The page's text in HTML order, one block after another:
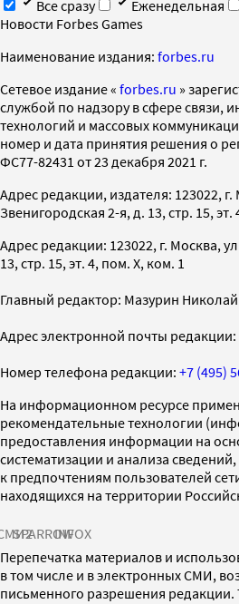
Все сразу
Еженедельная
Новости Forbes Games
Наименование издания: forbes.ru
Cетевое издание « forbes.ru »
службой по надзору в сфере связи,
технологий и массовых
номер и дата принятия решения о
ФС77-82431 от 23 декабря 2021 г.
Адрес редакции, издателя: 123022, г.
Звенигородская 2-я, д. 13, стр. 15, эт.
Адрес редакции: 123022, г. Москва,
13, стр. 15, эт. 4, пом. X, ком. 1
Главный редактор: Мазурин
Адрес электронной почты редакции:
Номер телефона редакции: +7 (495)
На информационном ресурсе
рекомендательные технологии
предоставления информации на
систематизации и анализа
к предпочтениям пользователей
находящихся на территории
SPARROWINFOX
Перепечатка материалов и
в том числе и в электронных СМИ,
письменного разрешения